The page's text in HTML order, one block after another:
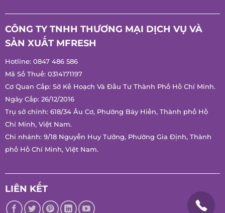
CÔNG TY TNHH THƯƠNG MẠI DỊCH VỤ VÀ
SẢN XUẤT MFRESH
Hotline: 0847 486 586
Mã Số Thuế: 0314171197
Cơ Quan Cấp: Sở Kế Hoạch Và Đầu Tư Thành Phố Hồ Chí Minh.
Ngày Cấp: 26/12/2016
Trụ sở chính: 618/34 Âu Cơ, Phường Bảy Hiền, Thành phố Hồ
Chí Minh, Việt Nam.
Chi nhánh: 9/18 Nguyễn Huy Tưởng, Phường Gia Định, Thành
phố Hồ Chí Minh, Việt Nam.
LIÊN KẾT